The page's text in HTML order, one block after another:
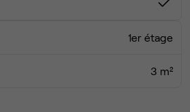
1er étage
3 m²